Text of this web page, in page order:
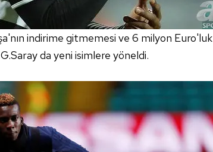
indirime gitmemesi ve 6 milyon Euro'luk
da yeni isimlere yöneldi.